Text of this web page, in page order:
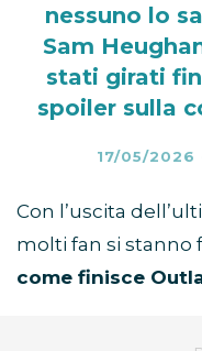
nessuno lo
Sam
stati girati
spoiler sulla
17/05/2026
Con l’uscita
molti fan si stanno
come finisce